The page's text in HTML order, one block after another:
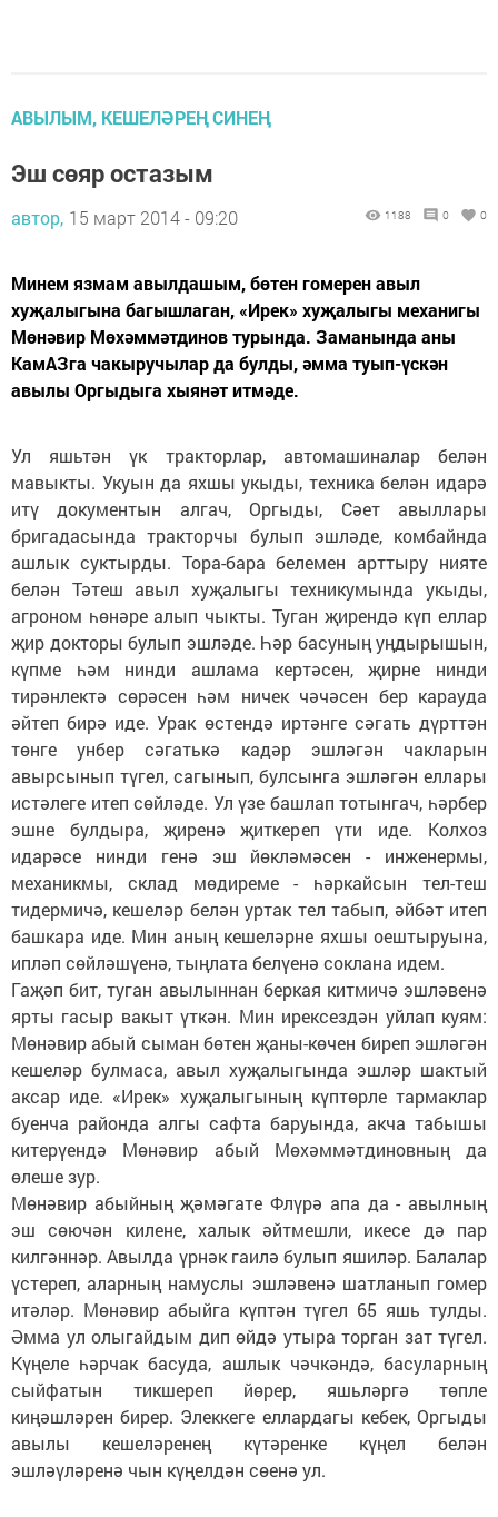
АВЫЛЫМ, КЕШЕЛӘРЕҢ СИНЕҢ
Эш сөяр остазым
автор, 15 март 2014 - 09:20 1188 0 0
Минем язмам авылдашым, бөтен гомерен авыл
хуҗалыгына багышлаган, «Ирек» хуҗалыгы механигы
Мөнәвир Мөхәммәтдинов турында. Заманында аны
КамАЗга чакыручылар да булды, әмма туып-үскән
авылы Оргыдыга хыянәт итмәде.
Ул яшьтән үк тракторлар, автомашиналар белән
мавыкты. Укуын да яхшы укыды, техника белән идарә
итү документын алгач, Оргыды, Сәет авыллары
бригадасында тракторчы булып эшләде, комбайнда
ашлык суктырды. Тора-бара белемен арттыру нияте
белән Тәтеш авыл хуҗалыгы техникумында укыды,
агроном һөнәре алып чыкты. Туган җирендә күп еллар
җир докторы булып эшләде. Һәр басуның уңдырышын,
күпме һәм нинди ашлама кертәсен, җирне нинди
тирәнлектә сөрәсен һәм ничек чәчәсен бер карауда
әйтеп бирә иде. Урак өстендә иртәнге сәгать дүрттән
төнге унбер сәгатькә кадәр эшләгән чакларын
авырсынып түгел, сагынып, булсынга эшләгән еллары
истәлеге итеп сөйләде. Ул үзе башлап тотынгач, һәрбер
эшне булдыра, җиренә җиткереп үти иде. Колхоз
идарәсе нинди генә эш йөкләмәсен - инженермы,
механикмы, склад мөдиреме - һәркайсын тел-теш
тидермичә, кешеләр белән уртак тел табып, әйбәт итеп
башкара иде. Мин аның кешеләрне яхшы оештыруына,
ипләп сөйләшүенә, тыңлата белүенә соклана идем.
Гаҗәп бит, туган авылыннан беркая китмичә эшләвенә
ярты гасыр вакыт үткән. Мин ирексездән уйлап куям:
Мөнәвир абый сыман бөтен җаны-көчен биреп эшләгән
кешеләр булмаса, авыл хуҗалыгында эшләр шактый
аксар иде. «Ирек» хуҗалыгының күптөрле тармаклар
буенча районда алгы сафта баруында, акча табышы
китерүендә Мөнәвир абый Мөхәммәтдиновның да
өлеше зур.
Мөнәвир абыйның җәмәгате Флүрә апа да - авылның
эш сөючән килене, халык әйтмешли, икесе дә пар
килгәннәр. Авылда үрнәк гаилә булып яшиләр. Балалар
үстереп, аларның намуслы эшләвенә шатланып гомер
итәләр. Мөнәвир абыйга күптән түгел 65 яшь тулды.
Әмма ул олыгайдым дип өйдә утыра торган зат түгел.
Күңеле һәрчак басуда, ашлык чәчкәндә, басуларның
сыйфатын тикшереп йөрер, яшьләргә төпле
киңәшләрен бирер. Элеккеге еллардагы кебек, Оргыды
авылы кешеләренең күтәренке күңел белән
эшләүләренә чын күңелдән сөенә ул.